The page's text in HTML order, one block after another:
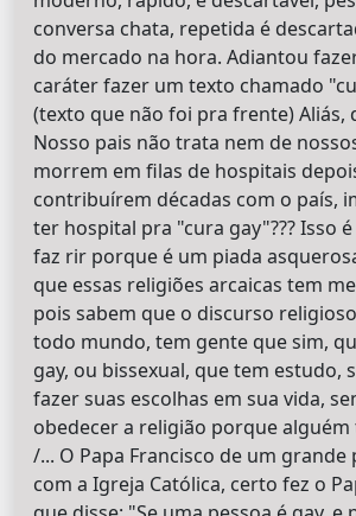
conversa chata, repetida é
do mercado na hora. Adiantou
caráter fazer um texto chamado
(texto que não foi pra frente) Aliás,
Nosso pais não trata nem de
morrem em filas de hospitais
contribuírem décadas com o país,
ter hospital pra "cura gay"??? Isso
faz rir porque é um piada
que essas religiões arcaicas tem
pois sabem que o discurso
todo mundo, tem gente que sim,
gay, ou bissexual, que tem estudo,
fazer suas escolhas em sua vida,
obedecer a religião porque
/... O Papa Francisco de um
com a Igreja Católica, certo fez o